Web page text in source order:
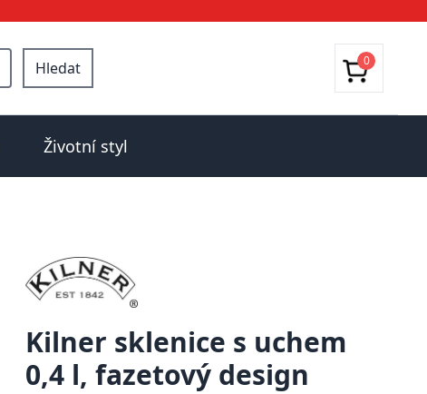
Hledat 0
Životní styl
Kilner sklenice s uchem
0,4 l, fazetový design